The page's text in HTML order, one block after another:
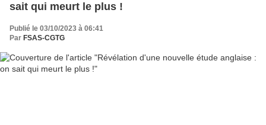
sait qui meurt le plus !
Publié le 03/10/2023 à 06:41
Par FSAS-CGTG